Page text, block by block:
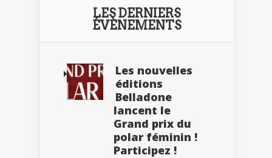
LES DERNIERS
ÉVÈNEMENTS
Les nouvelles
éditions
Belladone
lancent le
Grand prix du
polar féminin !
Participez !